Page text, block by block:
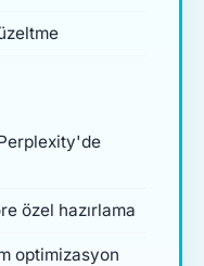
özel hazırlama
optimizasyon